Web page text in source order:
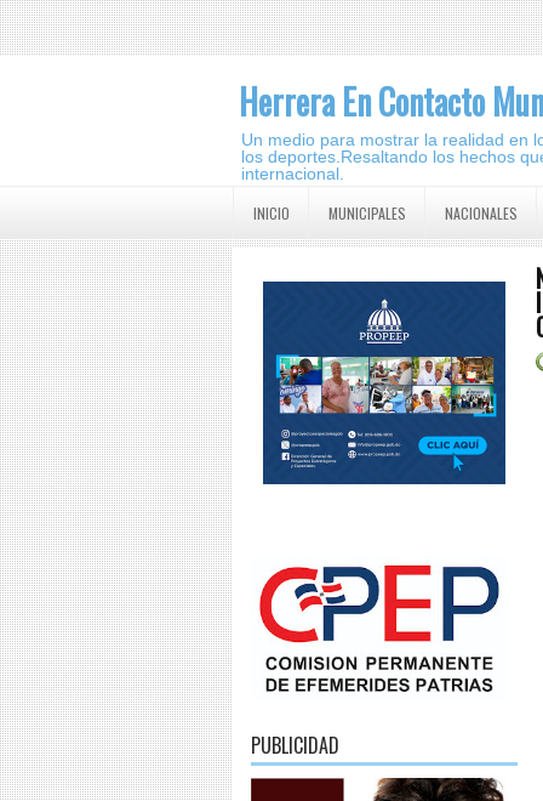
Herrera En Contacto
Un medio para mostrar la realidad en
los deportes.Resaltando los hechos
internacional.
INICIO MUNICIPALES NACIONALES
PUBLICIDAD